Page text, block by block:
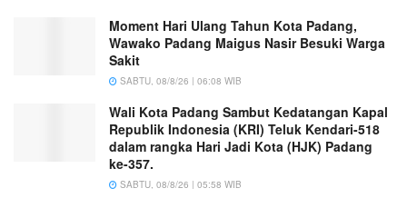
Moment Hari Ulang Tahun Kota Padang,
Wawako Padang Maigus Nasir Besuki Warga
Sakit
SABTU, 08/8/26 | 06:08 WIB
Wali Kota Padang Sambut Kedatangan Kapal
Republik Indonesia (KRI) Teluk Kendari-518
dalam rangka Hari Jadi Kota (HJK) Padang
ke-357.
SABTU, 08/8/26 | 05:58 WIB